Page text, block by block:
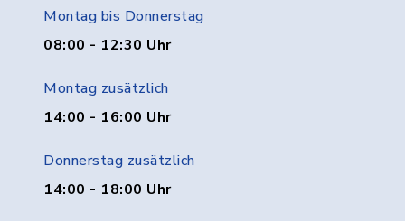
Montag bis Donnerstag
08:00 - 12:30 Uhr
Montag zusätzlich
14:00 - 16:00 Uhr
Donnerstag zusätzlich
14:00 - 18:00 Uhr